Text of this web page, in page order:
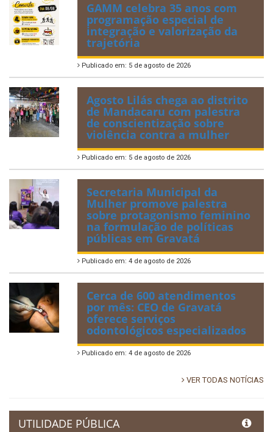
GAMM celebra 35 anos com
programação especial de
integração e valorização da
trajetória
Publicado em: 5 de agosto de 2026
Agosto Lilás chega ao distrito
de Mandacaru com palestra
de conscientização sobre
violência contra a mulher
Publicado em: 5 de agosto de 2026
Secretaria Municipal da
Mulher promove palestra
sobre protagonismo feminino
na formulação de políticas
públicas em Gravatá
Publicado em: 4 de agosto de 2026
Cerca de 600 atendimentos
por mês: CEO de Gravatá
oferece serviços
odontológicos especializados
Publicado em: 4 de agosto de 2026
VER TODAS NOTÍCIAS
UTILIDADE PÚBLICA